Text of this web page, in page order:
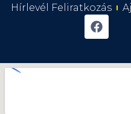
Hírlevél Feliratkozás